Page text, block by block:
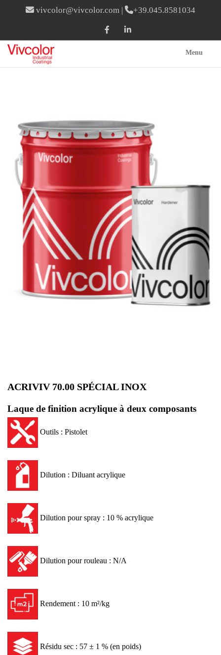
vivcolor@vivcolor.com | +39.045.8581034
Menu
ACRIVIV 70.00 SPÉCIAL INOX
Laque de finition acrylique à deux composants
Outils : Pistolet
Dilution : Diluant acrylique
Dilution pour spray : 10 % acrylique
Dilution pour rouleau : N/A
Rendement : 10 m²/kg
Résidu sec : 57 ± 1 % (en poids)